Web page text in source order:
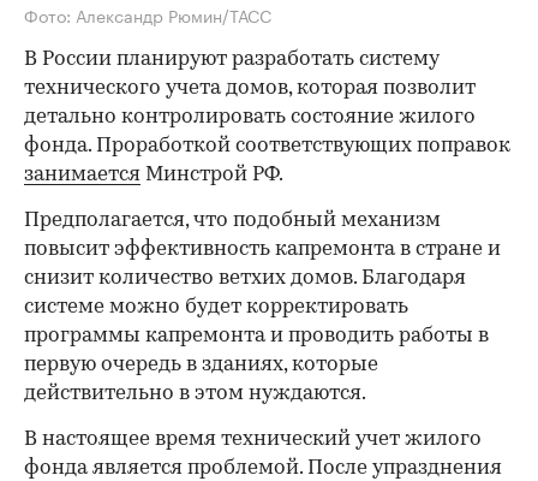
Фото: Александр Рюмин/ТАСС
В России планируют разработать систему
технического учета домов, которая позволит
детально контролировать состояние жилого
фонда. Проработкой соответствующих поправок
занимается Минстрой РФ.
Предполагается, что подобный механизм
повысит эффективность капремонта в стране и
снизит количество ветхих домов. Благодаря
системе можно будет корректировать
программы капремонта и проводить работы в
первую очередь в зданиях, которые
действительно в этом нуждаются.
В настоящее время технический учет жилого
фонда является проблемой. После упразднения